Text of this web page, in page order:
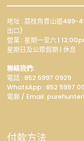
地址 : 荔枝角青山道489-
出口)
營業 : 星期一至六 |
星期日及公眾假期 | 休息
聯絡我們:
電話 : 852 5997 0929
WhatsApp : 852 5997
電郵 / Email: p
付款方法